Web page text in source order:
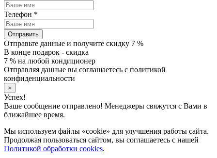
Телефон *
Отправить
Отправьте данные и получите скидку 7 %
В конце подарок - скидка
7 % на любой кондиционер
Отправляя данные вы соглашаетесь с политикой
конфиденциальности
×
Успех!
Ваше сообщение отправлено! Менеджеры свяжутся с Вами в
ближайшее время.
Мы используем файлы «cookie» для улучшения работы сайта.
Продолжая пользоваться сайтом, вы соглашаетесь с нашей
Политикой обработки cookies.